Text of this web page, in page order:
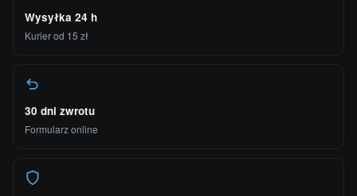
Wysyłka 24 h
Kurier od 15 zł
30 dni zwrotu
Formularz online